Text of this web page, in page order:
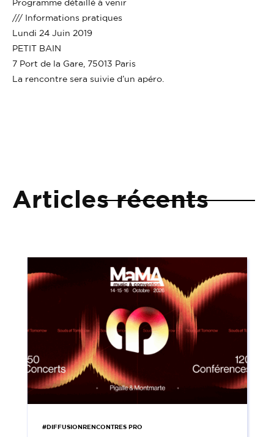
Programme détaillé à venir
/// Informations pratiques
Lundi 24 Juin 2019
PETIT BAIN
7 Port de la Gare, 75013 Paris
La rencontre sera suivie d’un apéro.
Articles récents
#DIFFUSIONRENCONTRES PRO